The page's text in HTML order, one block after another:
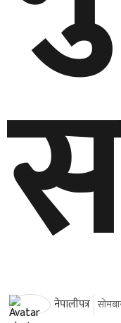
नेपालीपत्र